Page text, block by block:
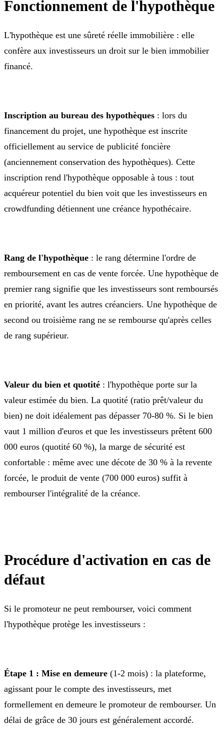
Fonctionnement de l'hypothèque
L'hypothèque est une sûreté réelle immobilière : elle
confère aux investisseurs un droit sur le bien immobilier
financé.
Inscription au bureau des hypothèques : lors du
financement du projet, une hypothèque est inscrite
officiellement au service de publicité foncière
(anciennement conservation des hypothèques). Cette
inscription rend l'hypothèque opposable à tous : tout
acquéreur potentiel du bien voit que les investisseurs en
crowdfunding détiennent une créance hypothécaire.
Rang de l'hypothèque : le rang détermine l'ordre de
remboursement en cas de vente forcée. Une hypothèque de
premier rang signifie que les investisseurs sont remboursés
en priorité, avant les autres créanciers. Une hypothèque de
second ou troisième rang ne se rembourse qu'après celles
de rang supérieur.
Valeur du bien et quotité : l'hypothèque porte sur la
valeur estimée du bien. La quotité (ratio prêt/valeur du
bien) ne doit idéalement pas dépasser 70-80 %. Si le bien
vaut 1 million d'euros et que les investisseurs prêtent 600
000 euros (quotité 60 %), la marge de sécurité est
confortable : même avec une décote de 30 % à la revente
forcée, le produit de vente (700 000 euros) suffit à
rembourser l'intégralité de la créance.
Procédure d'activation en cas de
défaut
Si le promoteur ne peut rembourser, voici comment
l'hypothèque protège les investisseurs :
Étape 1 : Mise en demeure (1-2 mois) : la plateforme,
agissant pour le compte des investisseurs, met
formellement en demeure le promoteur de rembourser. Un
délai de grâce de 30 jours est généralement accordé.